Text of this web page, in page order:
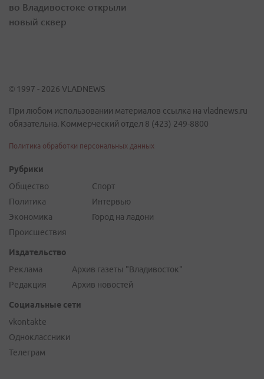
во Владивостоке открыли
новый сквер
© 1997 - 2026 VLADNEWS
При любом использовании материалов ссылка на vladnews.ru
обязательна. Коммерческий отдел 8 (423) 249-8800
Политика обработки персональных данных
Рубрики
Общество
Политика
Экономика
Происшествия
Спорт
Интервью
Город на ладони
Издательство
Реклама
Редакция
Архив газеты "Владивосток"
Архив новостей
Социальные сети
vkontakte
Одноклассники
Телеграм